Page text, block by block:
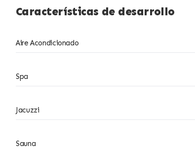
Características de desarrollo
Aire Acondicionado
Spa
Jacuzzi
Sauna